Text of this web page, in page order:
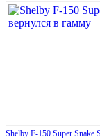
Shelby F-150 Super Snake